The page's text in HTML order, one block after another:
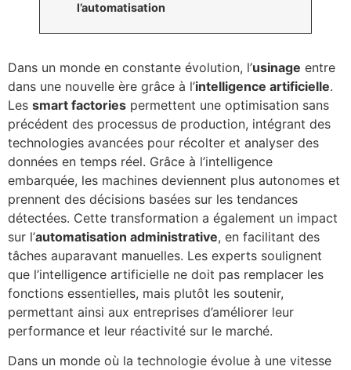
l’automatisation
Dans un monde en constante évolution, l’usinage entre
dans une nouvelle ère grâce à l’intelligence artificielle.
Les smart factories permettent une optimisation sans
précédent des processus de production, intégrant des
technologies avancées pour récolter et analyser des
données en temps réel. Grâce à l’intelligence
embarquée, les machines deviennent plus autonomes et
prennent des décisions basées sur les tendances
détectées. Cette transformation a également un impact
sur l’automatisation administrative, en facilitant des
tâches auparavant manuelles. Les experts soulignent
que l’intelligence artificielle ne doit pas remplacer les
fonctions essentielles, mais plutôt les soutenir,
permettant ainsi aux entreprises d’améliorer leur
performance et leur réactivité sur le marché.
Dans un monde où la technologie évolue à une vitesse